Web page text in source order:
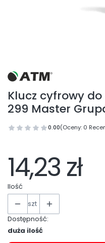
Klucz cyfrowy
299 Master
0.00(Oceny: 0
14,23 zł
Ilość
szt
Dostępność:
duża ilość